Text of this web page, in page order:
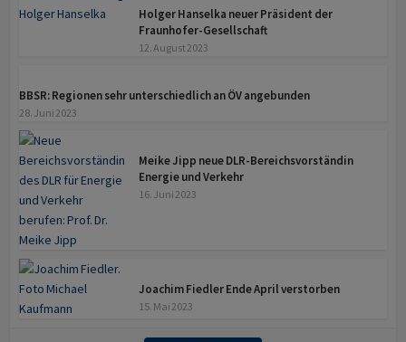
Holger Hanselka neuer Präsident der
Fraunhofer-Gesellschaft
12. August 2023
BBSR: Regionen sehr unterschiedlich an ÖV angebunden
28. Juni 2023
Meike Jipp neue DLR-Bereichsvorständin
Energie und Verkehr
16. Juni 2023
Joachim Fiedler Ende April verstorben
15. Mai 2023